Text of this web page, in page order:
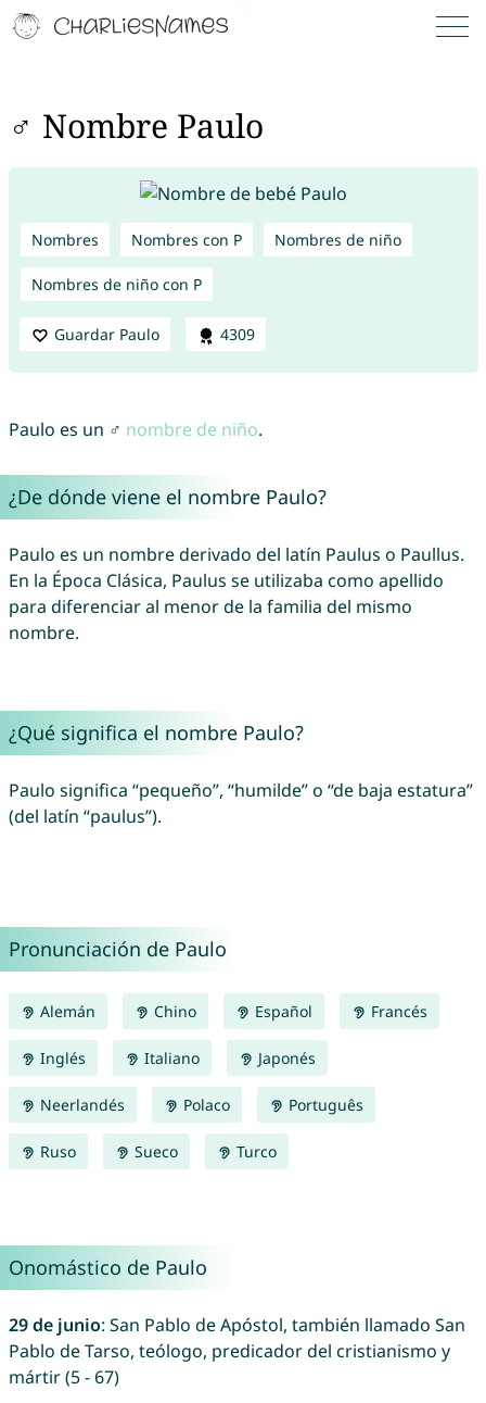
♂ Nombre Paulo
Nombres Nombres con P Nombres de niño
Nombres de niño con P
Guardar Paulo 4309
Paulo es un ♂ nombre de niño.
¿De dónde viene el nombre Paulo?
Paulo es un nombre derivado del latín Paulus o Paullus.
En la Época Clásica, Paulus se utilizaba como apellido
para diferenciar al menor de la familia del mismo
nombre.
¿Qué significa el nombre Paulo?
Paulo significa “pequeño”, “humilde” o “de baja estatura”
(del latín “paulus”).
Pronunciación de Paulo
Alemán Chino Español Francés
Inglés Italiano Japonés
Neerlandés Polaco Português
Ruso Sueco Turco
Onomástico de Paulo
29 de junio: San Pablo de Apóstol, también llamado San
Pablo de Tarso, teólogo, predicador del cristianismo y
mártir (5 - 67)